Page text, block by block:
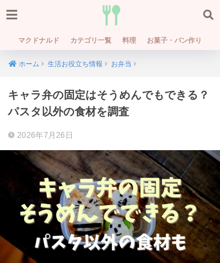
マクドナルド カテゴリ一覧 料理 お菓子・パン作り
ホーム 生活お役立ち情報 お弁当
キャラ弁の固定はそうめんでもできる？
パスタ以外の食材を調査
2026年7月26日